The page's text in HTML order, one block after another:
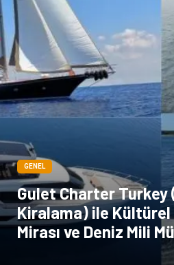
Moda
Alüminyum
GENEL
Gulet Charter Turkey
Kiralama) ile
Mirası ve Deniz Mili